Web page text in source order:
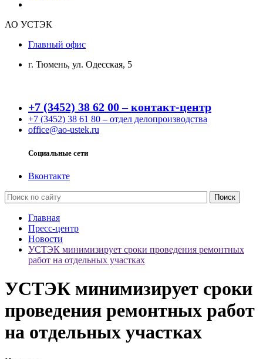
АО УСТЭК
Главный офис
г. Тюмень, ул. Одесская, 5
+7 (3452) 38 62 00 – контакт-центр
+7 (3452) 38 61 80 – отдел делопроизводства
office@ao-ustek.ru
Социальные сети
Вконтакте
Главная
Пресс-центр
Новости
УСТЭК минимизирует сроки проведения ремонтных
работ на отдельных участках
УСТЭК минимизирует сроки
проведения ремонтных работ
на отдельных участках